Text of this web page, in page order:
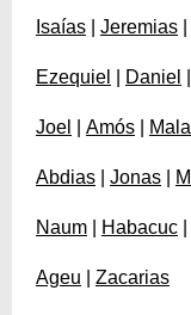
Isaías Jeremias
Ezequiel Daniel
Joel Amós
Abdias Jonas
Naum Habacuc
Ageu Zacarias